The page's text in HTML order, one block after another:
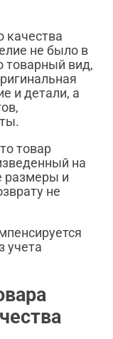
качества
не было в
товарный вид,
и детали, а
товар
на
размеры и
не
учета